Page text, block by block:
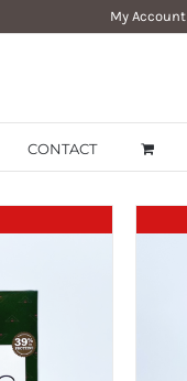
My Account
CONTACT